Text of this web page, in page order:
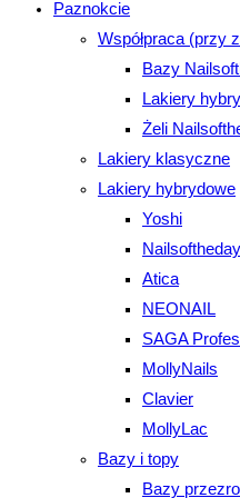
Paznokcie
Współpraca (przy
Bazy
Lakiery
Żeli
Lakiery klasyczne
Lakiery hybrydowe
Yoshi
Nailsoftheday
Atica
NEONAIL
SAGA
MollyNails
Clavier
MollyLac
Bazy i topy
Bazy